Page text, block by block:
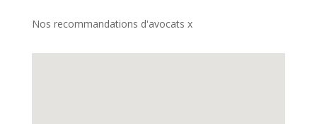
Nos recommandations d'avocats x